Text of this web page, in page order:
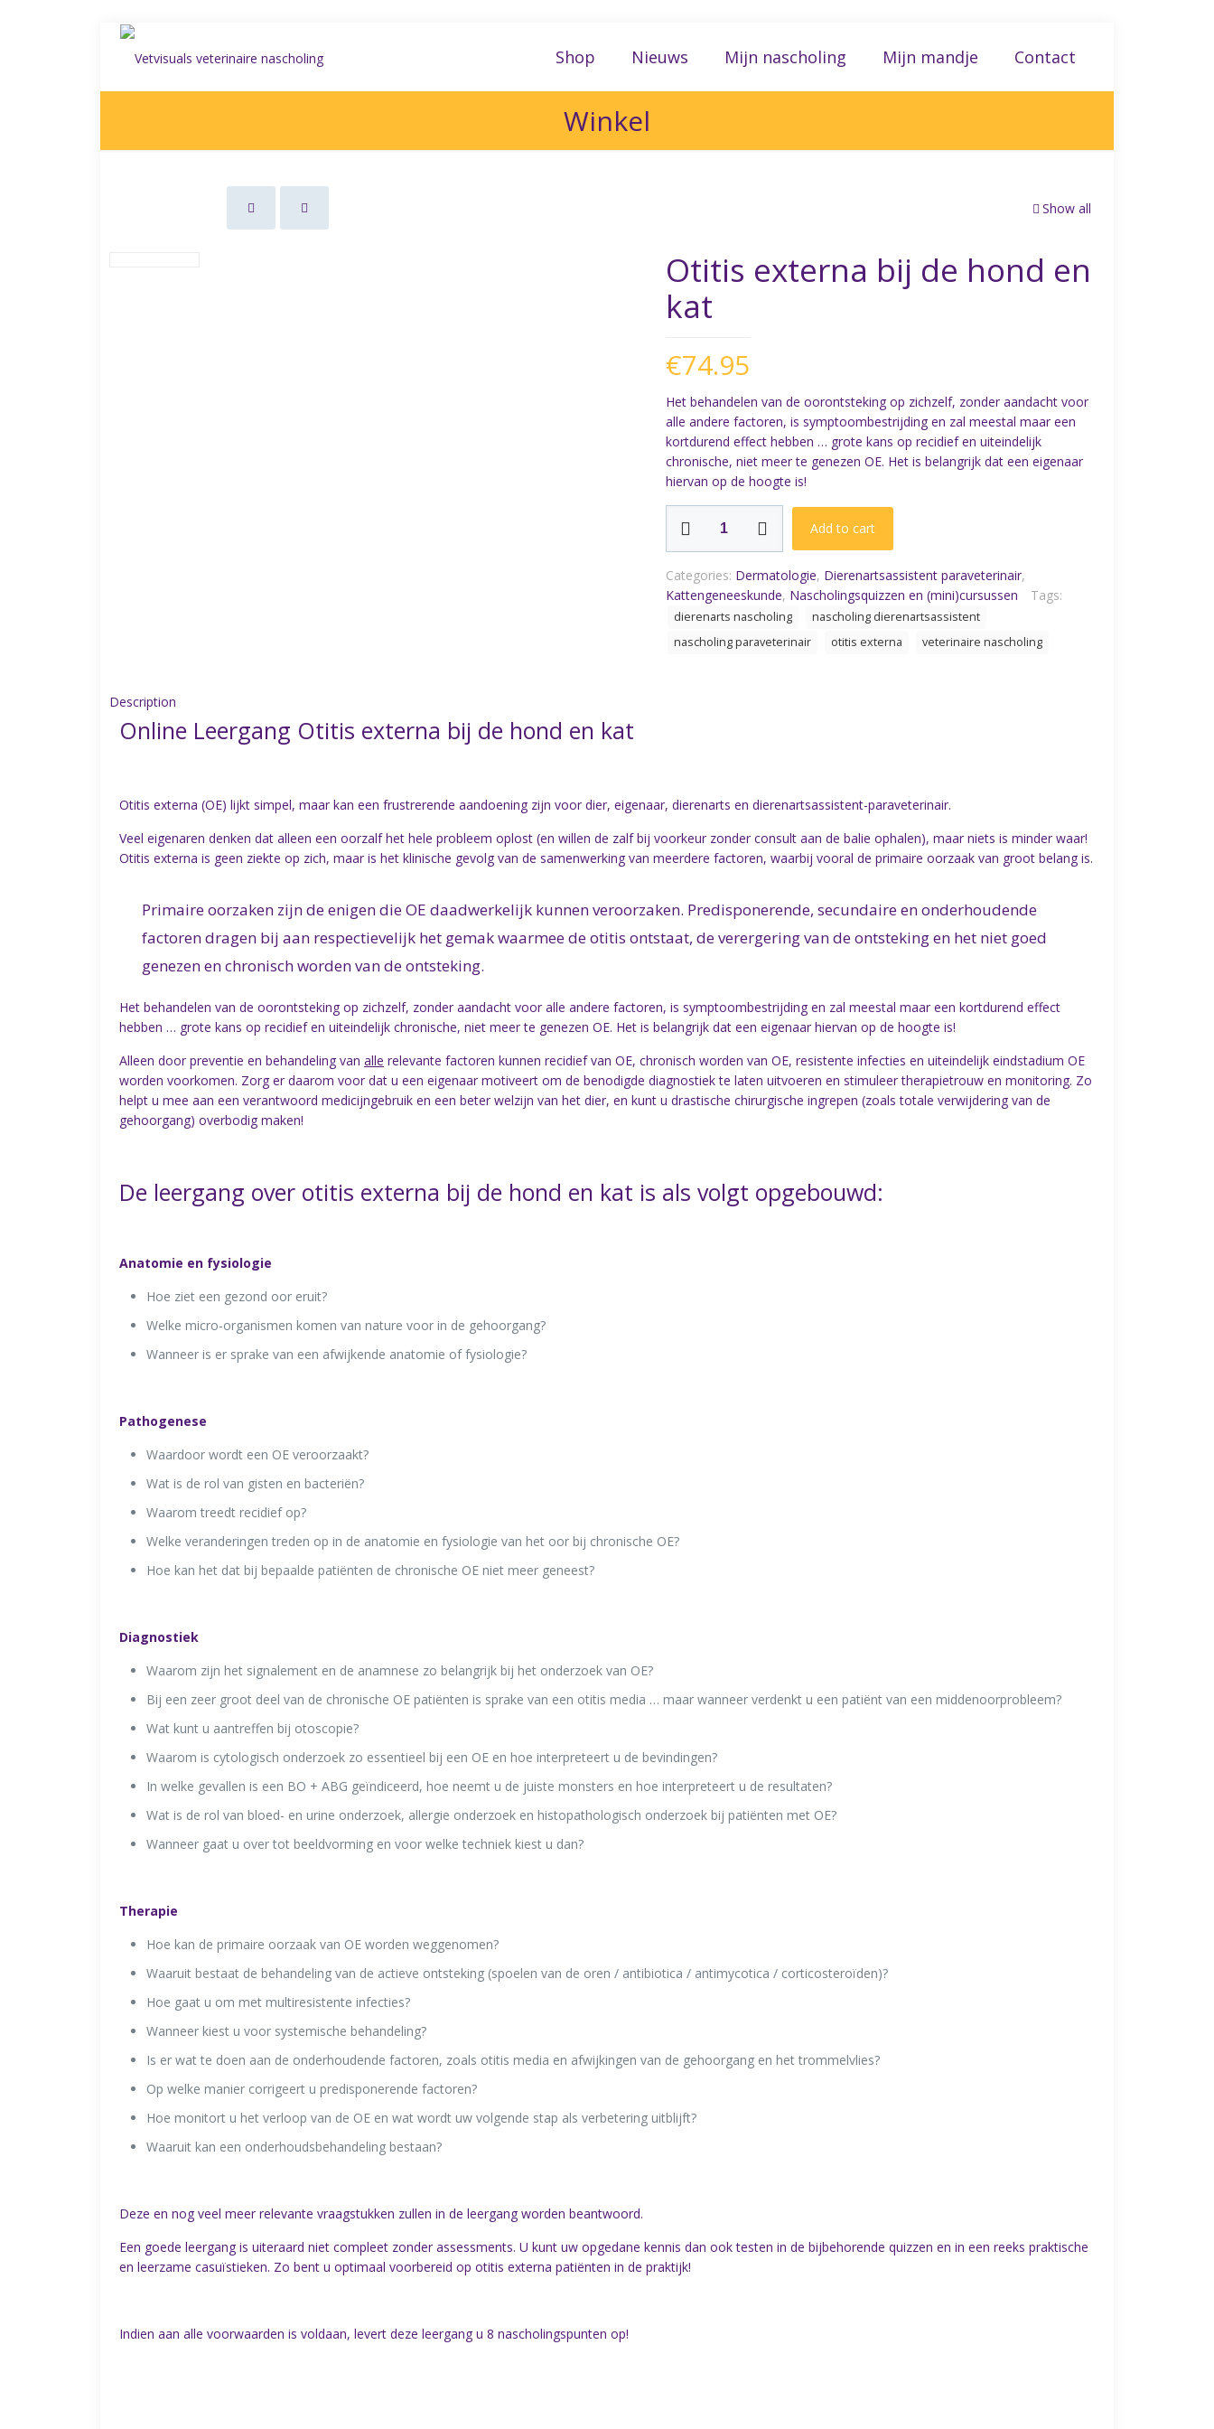
Shop Nieuws Mijn nascholing Mijn mandje Contact
Winkel
Show all
Otitis externa bij de hond en
kat
€74.95
Het behandelen van de oorontsteking op zichzelf, zonder aandacht voor
alle andere factoren, is symptoombestrijding en zal meestal maar een
kortdurend effect hebben … grote kans op recidief en uiteindelijk
chronische, niet meer te genezen OE. Het is belangrijk dat een eigenaar
hiervan op de hoogte is!
externa
bij
de
hond
en
Add to cart
Categories: Dermatologie, Dierenartsassistent paraveterinair,
Kattengeneeskunde, Nascholingsquizzen en (mini)cursussen Tags:
dierenarts nascholing
nascholing dierenartsassistent
nascholing paraveterinair
otitis externa veterinaire nascholing
Description
Online Leergang Otitis externa bij de hond en kat
Otitis externa (OE) lijkt simpel, maar kan een frustrerende aandoening zijn voor dier, eigenaar, dierenarts en dierenartsassistent-paraveterinair.
Veel eigenaren denken dat alleen een oorzalf het hele probleem oplost (en willen de zalf bij voorkeur zonder consult aan de balie ophalen), maar niets is minder waar!
Otitis externa is geen ziekte op zich, maar is het klinische gevolg van de samenwerking van meerdere factoren, waarbij vooral de primaire oorzaak van groot belang is.
Primaire oorzaken zijn de enigen die OE daadwerkelijk kunnen veroorzaken. Predisponerende, secundaire en onderhoudende
factoren dragen bij aan respectievelijk het gemak waarmee de otitis ontstaat, de verergering van de ontsteking en het niet goed
genezen en chronisch worden van de ontsteking.
Het behandelen van de oorontsteking op zichzelf, zonder aandacht voor alle andere factoren, is symptoombestrijding en zal meestal maar een kortdurend effect
hebben … grote kans op recidief en uiteindelijk chronische, niet meer te genezen OE. Het is belangrijk dat een eigenaar hiervan op de hoogte is!
Alleen door preventie en behandeling vanalle relevante factoren kunnen recidief van OE, chronisch worden van OE, resistente infecties en uiteindelijk eindstadium OE
worden voorkomen. Zorg er daarom voor dat u een eigenaar motiveert om de benodigde diagnostiek te laten uitvoeren en stimuleer therapietrouw en monitoring. Zo
helpt u mee aan een verantwoord medicijngebruik en een beter welzijn van het dier, en kunt u drastische chirurgische ingrepen (zoals totale verwijdering van de
gehoorgang) overbodig maken!
De leergang over otitis externa bij de hond en kat is als volgt opgebouwd:
Anatomie en fysiologie
Hoe ziet een gezond oor eruit?
Welke micro-organismen komen van nature voor in de gehoorgang?
Wanneer is er sprake van een afwijkende anatomie of fysiologie?
Pathogenese
Waardoor wordt een OE veroorzaakt?
Wat is de rol van gisten en bacteriën?
Waarom treedt recidief op?
Welke veranderingen treden op in de anatomie en fysiologie van het oor bij chronische OE?
Hoe kan het dat bij bepaalde patiënten de chronische OE niet meer geneest?
Diagnostiek
Waarom zijn het signalement en de anamnese zo belangrijk bij het onderzoek van OE?
Bij een zeer groot deel van de chronische OE patiënten is sprake van een otitis media … maar wanneer verdenkt u een patiënt van een middenoorprobleem?
Wat kunt u aantreffen bij otoscopie?
Waarom is cytologisch onderzoek zo essentieel bij een OE en hoe interpreteert u de bevindingen?
In welke gevallen is een BO + ABG geïndiceerd, hoe neemt u de juiste monsters en hoe interpreteert u de resultaten?
Wat is de rol van bloed- en urine onderzoek, allergie onderzoek en histopathologisch onderzoek bij patiënten met OE?
Wanneer gaat u over tot beeldvorming en voor welke techniek kiest u dan?
Therapie
Hoe kan de primaire oorzaak van OE worden weggenomen?
Waaruit bestaat de behandeling van de actieve ontsteking (spoelen van de oren / antibiotica / antimycotica / corticosteroïden)?
Hoe gaat u om met multiresistente infecties?
Wanneer kiest u voor systemische behandeling?
Is er wat te doen aan de onderhoudende factoren, zoals otitis media en afwijkingen van de gehoorgang en het trommelvlies?
Op welke manier corrigeert u predisponerende factoren?
Hoe monitort u het verloop van de OE en wat wordt uw volgende stap als verbetering uitblijft?
Waaruit kan een onderhoudsbehandeling bestaan?
Deze en nog veel meer relevante vraagstukken zullen in de leergang worden beantwoord.
Een goede leergang is uiteraard niet compleet zonder assessments. U kunt uw opgedane kennis dan ook testen in de bijbehorende quizzen en in een reeks praktische
en leerzame casuïstieken. Zo bent u optimaal voorbereid op otitis externa patiënten in de praktijk!
Indien aan alle voorwaarden is voldaan, levert deze leergang u 8 nascholingspunten op!